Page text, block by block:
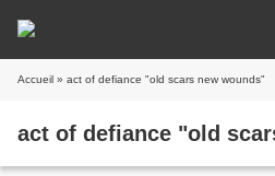
Accueil » act of defiance "old scars new wounds"
act of defiance "old